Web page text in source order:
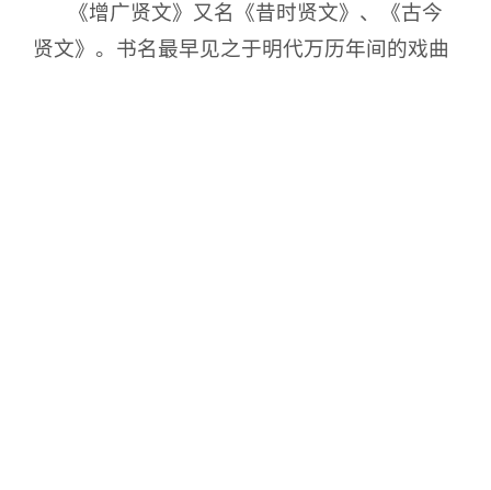
《增广贤文》又名《昔时贤文》、《古今
贤文》。书名最早见之于明代万历年间的戏曲